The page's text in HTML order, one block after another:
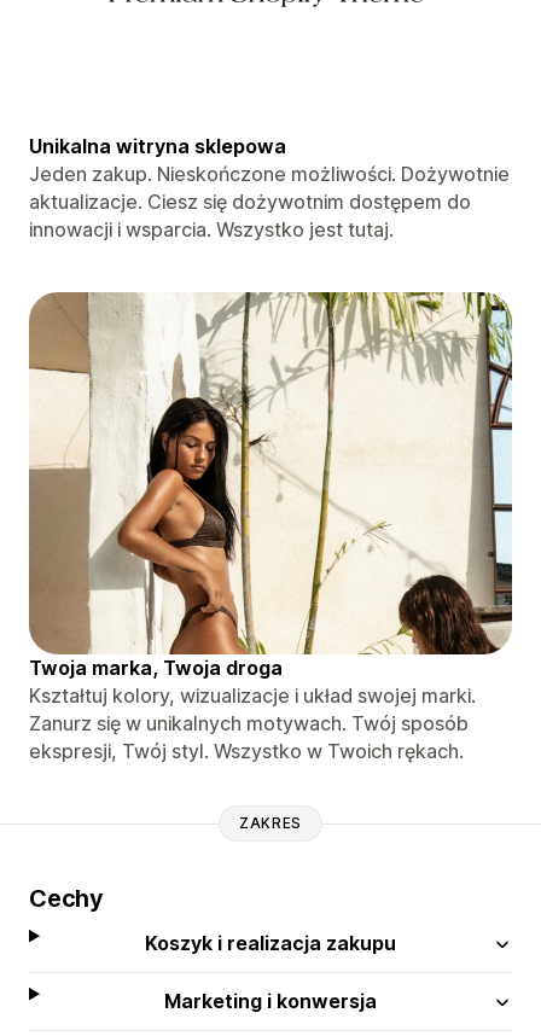
Unikalna witryna sklepowa
Jeden zakup. Nieskończone możliwości. Dożywotnie
aktualizacje. Ciesz się dożywotnim dostępem do
innowacji i wsparcia. Wszystko jest tutaj.
Twoja marka, Twoja droga
Kształtuj kolory, wizualizacje i układ swojej marki.
Zanurz się w unikalnych motywach. Twój sposób
ekspresji, Twój styl. Wszystko w Twoich rękach.
ZAKRES
Cechy
Koszyk i realizacja zakupu
Marketing i konwersja